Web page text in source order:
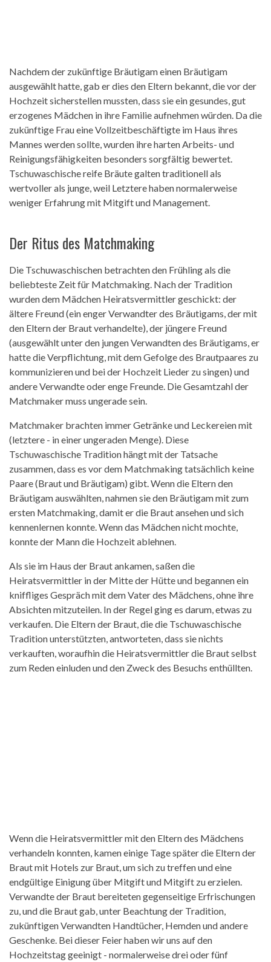
Nachdem der zukünftige Bräutigam einen Bräutigam
ausgewählt hatte, gab er dies den Eltern bekannt, die vor der
Hochzeit sicherstellen mussten, dass sie ein gesundes, gut
erzogenes Mädchen in ihre Familie aufnehmen würden. Da die
zukünftige Frau eine Vollzeitbeschäftigte im Haus ihres
Mannes werden sollte, wurden ihre harten Arbeits- und
Reinigungsfähigkeiten besonders sorgfältig bewertet.
Tschuwaschische reife Bräute galten traditionell als
wertvoller als junge, weil Letztere haben normalerweise
weniger Erfahrung mit Mitgift und Management.
Der Ritus des Matchmaking
Die Tschuwaschischen betrachten den Frühling als die
beliebteste Zeit für Matchmaking. Nach der Tradition
wurden dem Mädchen Heiratsvermittler geschickt: der
ältere Freund (ein enger Verwandter des Bräutigams, der mit
den Eltern der Braut verhandelte), der jüngere Freund
(ausgewählt unter den jungen Verwandten des Bräutigams, er
hatte die Verpflichtung, mit dem Gefolge des Brautpaares zu
kommunizieren und bei der Hochzeit Lieder zu singen) und
andere Verwandte oder enge Freunde. Die Gesamtzahl der
Matchmaker muss ungerade sein.
Matchmaker brachten immer Getränke und Leckereien mit
(letztere - in einer ungeraden Menge). Diese
Tschuwaschische Tradition hängt mit der Tatsache
zusammen, dass es vor dem Matchmaking tatsächlich keine
Paare (Braut und Bräutigam) gibt. Wenn die Eltern den
Bräutigam auswählten, nahmen sie den Bräutigam mit zum
ersten Matchmaking, damit er die Braut ansehen und sich
kennenlernen konnte. Wenn das Mädchen nicht mochte,
konnte der Mann die Hochzeit ablehnen.
Als sie im Haus der Braut ankamen, saßen die
Heiratsvermittler in der Mitte der Hütte und begannen ein
kniffliges Gespräch mit dem Vater des Mädchens, ohne ihre
Absichten mitzuteilen. In der Regel ging es darum, etwas zu
verkaufen. Die Eltern der Braut, die die Tschuwaschische
Tradition unterstützten, antworteten, dass sie nichts
verkauften, woraufhin die Heiratsvermittler die Braut selbst
zum Reden einluden und den Zweck des Besuchs enthüllten.
Wenn die Heiratsvermittler mit den Eltern des Mädchens
verhandeln konnten, kamen einige Tage später die Eltern der
Braut mit Hotels zur Braut, um sich zu treffen und eine
endgültige Einigung über Mitgift und Mitgift zu erzielen.
Verwandte der Braut bereiteten gegenseitige Erfrischungen
zu, und die Braut gab, unter Beachtung der Tradition,
zukünftigen Verwandten Handtücher, Hemden und andere
Geschenke. Bei dieser Feier haben wir uns auf den
Hochzeitstag geeinigt - normalerweise drei oder fünf